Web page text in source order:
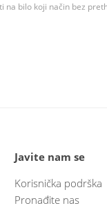
bilo koji način bez
Javite nam se
Korisnička podrška
Pronađite nas